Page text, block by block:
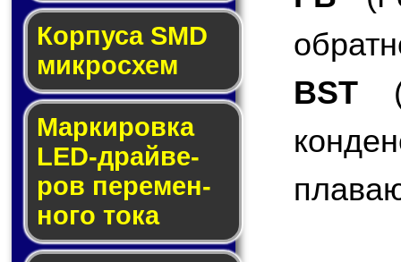
Корпуса SMD
мик­ро­схем
Маркировка
LED-драй­ве­
ров пе­ре­мен­
но­го то­ка
BST